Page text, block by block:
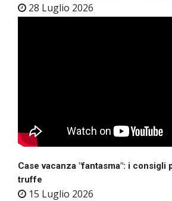
28 Luglio 2026
Case vacanza "fantasma": i consigli
truffe
15 Luglio 2026